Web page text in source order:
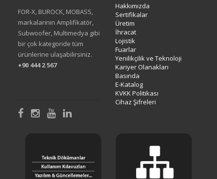
FOR-X, BUROCK, MOBASS,
markalarinin Amplifikatör,
Subwoofer, Multimedya gibi
bir çok kategoride tüm
ürünlerine ulaşabilirsiniz.
+90 444 2 567
Hakkımızda
Sertifikalar
Üretim
İhracat
Lojistik
Fuarlar
Yenilikçilik ve Teknoloji
Kariyer Olanakları
Basında
E-Katalog
KVKK Politikası
Cihaz Şifreleri